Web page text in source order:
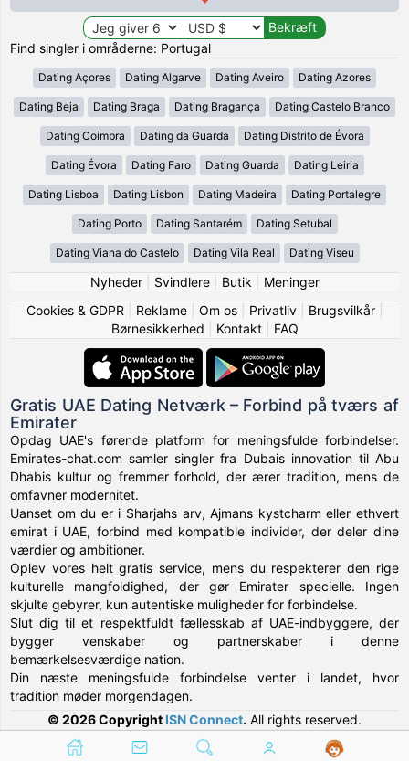
Find singler i områderne: Portugal
Dating Açores Dating Algarve Dating Aveiro Dating Azores
Dating Beja Dating Braga Dating Bragança Dating Castelo Branco
Dating Coimbra Dating da Guarda Dating Distrito de Évora
Dating Évora Dating Faro Dating Guarda Dating Leiria
Dating Lisboa Dating Lisbon Dating Madeira Dating Portalegre
Dating Porto Dating Santarém Dating Setubal
Dating Viana do Castelo Dating Vila Real Dating Viseu
Nyheder| Svindlere| Butik
Meninger
Cookies & GDPR
Reklame| Om os| Privatliv| Brugsvilkår|
Børnesikkerhed
Kontakt| FAQ
Gratis UAE Dating Netværk – Forbind på tværs af
Emirater
Opdag UAE's førende platform for meningsfulde forbindelser.
Emirates-chat.com samler singler fra Dubais innovation til Abu
Dhabis kultur og fremmer forhold, der ærer tradition, mens de
omfavner modernitet.
Uanset om du er i Sharjahs arv, Ajmans kystcharm eller ethvert
emirat i UAE, forbind med kompatible individer, der deler dine
værdier og ambitioner.
Oplev vores helt gratis service, mens du respekterer den rige
kulturelle mangfoldighed, der gør Emirater specielle. Ingen
skjulte gebyrer, kun autentiske muligheder for forbindelse.
Slut dig til et respektfuldt fællesskab af UAE-indbyggere, der
bygger venskaber og partnerskaber i denne
bemærkelsesværdige nation.
Din næste meningsfulde forbindelse venter i landet, hvor
tradition møder morgendagen.
© 2026 Copyright ISN Connect. All rights reserved.